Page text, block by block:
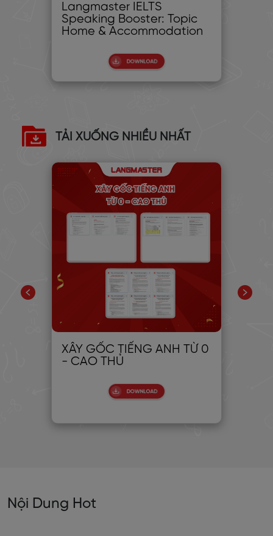
Langmaster IELTS
Speaking Booster: Topic
Home & Accommodation
TẢI XUỐNG NHIỀU NHẤT
XÂY GỐC TIẾNG ANH TỪ 0
- CAO THỦ
Nội Dung Hot